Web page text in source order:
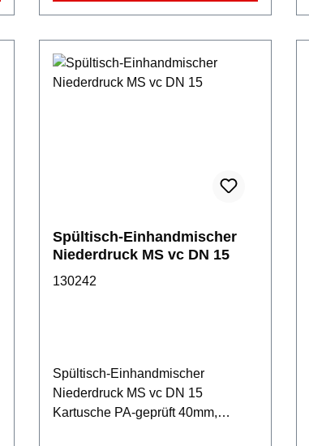
Spültisch-Einhandmischer
Niederdruck MS vc DN 15
130242
Spültisch-Einhandmischer
Niederdruck MS vc DN 15
Kartusche PA-geprüft 40mm,